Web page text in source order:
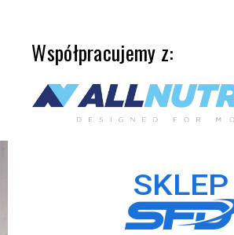
Współpracujemy z: